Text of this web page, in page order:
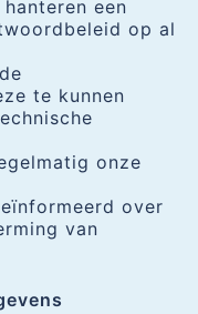
een
op al
te kunnen
onze
over
van